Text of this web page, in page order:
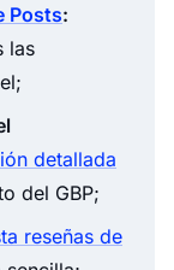
Posts:
las
detallada
del GBP;
reseñas de